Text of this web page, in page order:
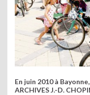
En juin 2010 à
ARCHIVES J.-D.